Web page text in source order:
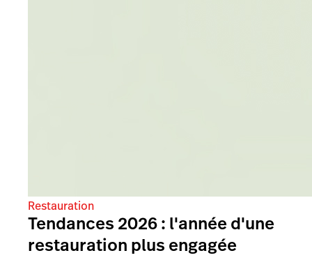
Restauration
Tendances 2026 : l'année d'une
restauration plus engagée